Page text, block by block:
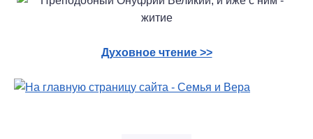
Духовное чтение >>